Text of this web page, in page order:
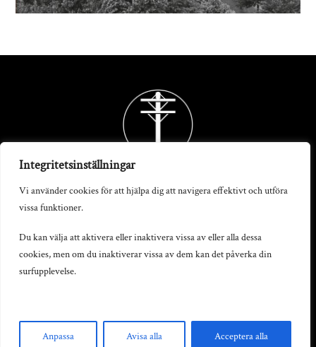
Integritetsinställningar
Vi använder cookies för att hjälpa dig att navigera effektivt och utföra
vissa funktioner.
Du kan välja att aktivera eller inaktivera vissa av eller alla dessa
cookies, men om du inaktiverar vissa av dem kan det påverka din
surfupplevelse.
Anpassa Avisa alla Acceptera alla
Back
To
Telegrafstationen AB
S:t Persgatan 19, 602 33 Norrköping